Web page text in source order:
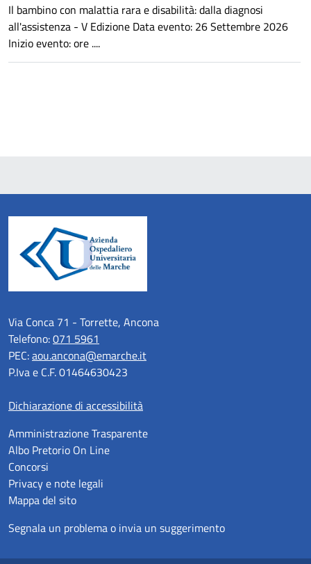
Il bambino con malattia rara e disabilità: dalla diagnosi
all'assistenza - V Edizione Data evento: 26 Settembre 2026
Inizio evento: ore ....
Via Conca 71 - Torrette, Ancona
Telefono:071 5961
PEC:aou.ancona@emarche.it
P.Iva e C.F. 01464630423
Dichiarazione di accessibilità
Amministrazione Trasparente
Albo Pretorio On Line
Concorsi
Privacy e note legali
Mappa del sito
Segnala un problema o invia un suggerimento